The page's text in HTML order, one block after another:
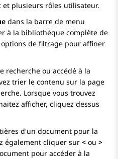
plusieurs rôles utilisateur.
dans la barre de menu
à la bibliothèque complète de
de filtrage pour affiner
recherche ou accédé à la
trier le contenu sur la page
Lorsque vous trouvez
afficher, cliquez dessus
d'un document pour la
également cliquer sur < ou >
pour accéder à la